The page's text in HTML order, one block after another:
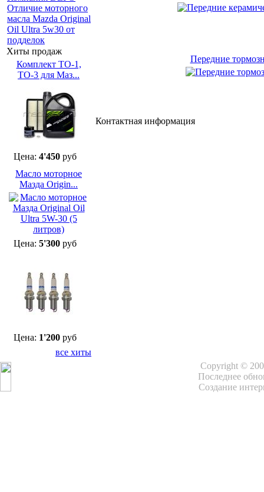
Отличие моторного
масла Mazda Original
Oil Ultra 5w30 от
подделок
Хиты продаж
Комплект ТО-1,
ТО-3 для Маз...
Цена: 4'450руб
Масло моторное
Мазда Origin...
Цена: 5'300руб
Цена: 1'200руб
все хиты
Передние
Контактная информация
Copyright ©
Последнее
Создание